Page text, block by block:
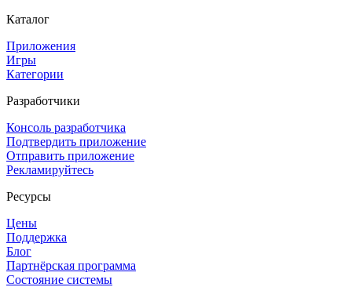
Каталог
Приложения
Игры
Категории
Разработчики
Консоль разработчика
Подтвердить приложение
Отправить приложение
Рекламируйтесь
Ресурсы
Цены
Поддержка
Блог
Партнёрская программа
Состояние системы